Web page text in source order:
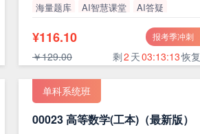
海量题库
AI智慧课堂
AI答疑
报考季冲刺
¥116.10
￥129.00 剩2 天03:13:12恢复
单科系统班
00023 高等数学(工本)（最新版）